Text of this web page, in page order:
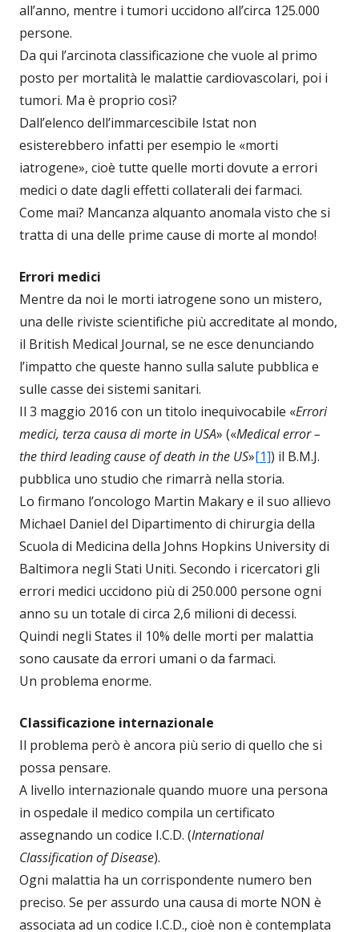
all’anno, mentre i tumori uccidono all’circa 125.000
persone.
Da qui l’arcinota classificazione che vuole al primo
posto per mortalità le malattie cardiovascolari, poi i
tumori. Ma è proprio così?
Dall’elenco dell’immarcescibile Istat non
esisterebbero infatti per esempio le «morti
iatrogene», cioè tutte quelle morti dovute a errori
medici o date dagli effetti collaterali dei farmaci.
Come mai? Mancanza alquanto anomala visto che si
tratta di una delle prime cause di morte al mondo!
Errori medici
Mentre da noi le morti iatrogene sono un mistero,
una delle riviste scientifiche più accreditate al mondo,
il British Medical Journal, se ne esce denunciando
l’impatto che queste hanno sulla salute pubblica e
sulle casse dei sistemi sanitari.
Il 3 maggio 2016 con un titolo inequivocabile «Errori
medici, terza causa di morte in USA» («Medical error –
the third leading cause of death in the US»[1]) il B.M.J.
pubblica uno studio che rimarrà nella storia.
Lo firmano l’oncologo Martin Makary e il suo allievo
Michael Daniel del Dipartimento di chirurgia della
Scuola di Medicina della Johns Hopkins University di
Baltimora negli Stati Uniti. Secondo i ricercatori gli
errori medici uccidono più di 250.000 persone ogni
anno su un totale di circa 2,6 milioni di decessi.
Quindi negli States il 10% delle morti per malattia
sono causate da errori umani o da farmaci.
Un problema enorme.
Classificazione internazionale
Il problema però è ancora più serio di quello che si
possa pensare.
A livello internazionale quando muore una persona
in ospedale il medico compila un certificato
assegnando un codice I.C.D. (International
Classification of Disease).
Ogni malattia ha un corrispondente numero ben
preciso. Se per assurdo una causa di morte NON è
associata ad un codice I.C.D., cioè non è contemplata